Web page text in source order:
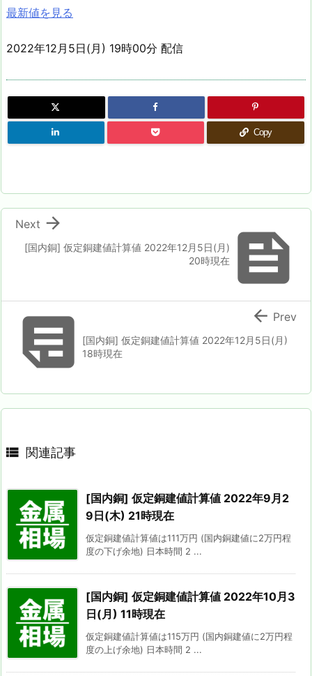
最新値を見る
2022年12月5日(月) 19時00分 配信
Copy

[国内銅] 仮定銅建値計算値 2022年12月5日(月)
20時現在

Next
[国内銅] 仮定銅建値計算値 2022年12月5日(月)
18時現在
 Prev
 関連記事
[国内銅] 仮定銅建値計算値 2022年9月2
9日(木) 21時現在
仮定銅建値計算値は111万円 (国内銅建値に2万円程
度の下げ余地) 日本時間 2 ...
[国内銅] 仮定銅建値計算値 2022年10月3
日(月) 11時現在
仮定銅建値計算値は115万円 (国内銅建値に2万円程
度の上げ余地) 日本時間 2 ...